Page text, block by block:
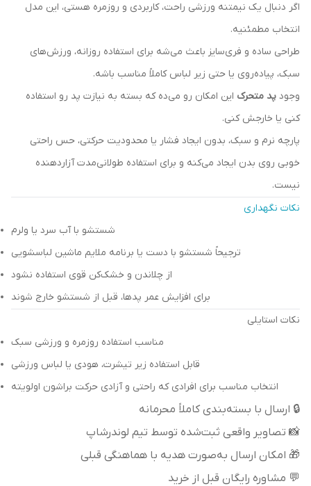
اگر دنبال یک نیمتنه ورزشی راحت، کاربردی و روزمره هستی، این مدل
انتخاب مطمئنیه.
طراحی ساده و فری‌سایز باعث می‌شه برای استفاده روزانه، ورزش‌های
سبک، پیاده‌روی یا حتی زیر لباس کاملاً مناسب باشه.
وجود پد متحرک این امکان رو می‌ده که بسته به نیازت پد رو استفاده
کنی یا خارجش کنی.
پارچه نرم و سبک، بدون ایجاد فشار یا محدودیت حرکتی، حس راحتی
خوبی روی بدن ایجاد می‌کنه و برای استفاده طولانی‌مدت آزاردهنده
نیست.
نکات نگهداری
شستشو با آب سرد یا ولرم
ترجیحاً شستشو با دست یا برنامه ملایم ماشین لباسشویی
از چلاندن و خشک‌کن قوی استفاده نشود
برای افزایش عمر پدها، قبل از شستشو خارج شوند
نکات استایلی
مناسب استفاده روزمره و ورزشی سبک
قابل استفاده زیر تیشرت، هودی یا لباس ورزشی
انتخاب مناسب برای افرادی که راحتی و آزادی حرکت براشون اولویته
🔒 ارسال با بسته‌بندی کاملاً محرمانه
📸 تصاویر واقعی ثبت‌شده توسط تیم لوندرشاپ
🎁 امکان ارسال به‌صورت هدیه با هماهنگی قبلی
💬 مشاوره رایگان قبل از خرید